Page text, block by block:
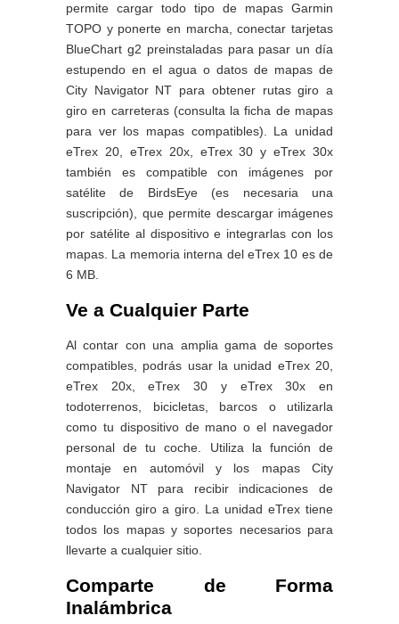
permite cargar todo tipo de mapas Garmin
TOPO y ponerte en marcha, conectar tarjetas
BlueChart g2 preinstaladas para pasar un día
estupendo en el agua o datos de mapas de
City Navigator NT para obtener rutas giro a
giro en carreteras (consulta la ficha de mapas
para ver los mapas compatibles). La unidad
eTrex 20, eTrex 20x, eTrex 30 y eTrex 30x
también es compatible con imágenes por
satélite de BirdsEye (es necesaria una
suscripción), que permite descargar imágenes
por satélite al dispositivo e integrarlas con los
mapas. La memoria interna del eTrex 10 es de
6 MB.
Ve a Cualquier Parte
Al contar con una amplia gama de soportes
compatibles, podrás usar la unidad eTrex 20,
eTrex 20x, eTrex 30 y eTrex 30x en
todoterrenos, bicicletas, barcos o utilizarla
como tu dispositivo de mano o el navegador
personal de tu coche. Utiliza la función de
montaje en automóvil y los mapas City
Navigator NT para recibir indicaciones de
conducción giro a giro. La unidad eTrex tiene
todos los mapas y soportes necesarios para
llevarte a cualquier sitio.
Comparte de Forma
Inalámbrica